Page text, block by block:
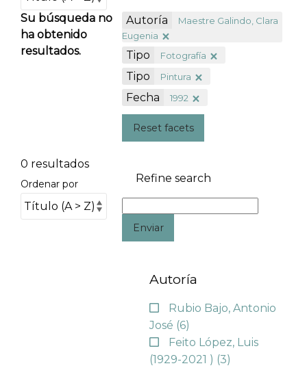
Su búsqueda no
ha obtenido
resultados.
0 resultados
Ordenar por
Autoría
Maestre Galindo, Clara
Eugenia
Tipo Fotografía
Tipo Pintura
Fecha 1992
Reset facets
Refine search
Enviar
Autoría
Rubio Bajo, Antonio
José (6)
Feito López, Luis
(1929-2021 ) (3)